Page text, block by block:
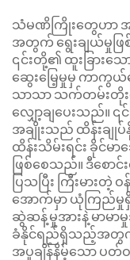
သံမဏိကြိုးတွေဟာ အ
အတွက် ရွေးချယ်မှုဖြ
၎င်းတို့၏ ထူးခြား
ဆွေးမြေ့မှုမှ ကာကွ
သာသာ သက်တမ်းတိုး
လျှော့ချပေးသည်။ ၎
အချိုးသည် ထိန်းချုပ်
ထိန်းသိမ်းရင်း ခိုင်
ဖြစ်စေသည်။ ဒီစေ
ပြသပြီး ကြီးမား
အောက်မှာ ယုံကြည်မှု
ဆွဲဆန့်မှုအားနဲ့ မာမာ
ခံနိုင်ရည်ရှိသည့်အတွက်
အပူချိန်နိမ့်သော ပတ်